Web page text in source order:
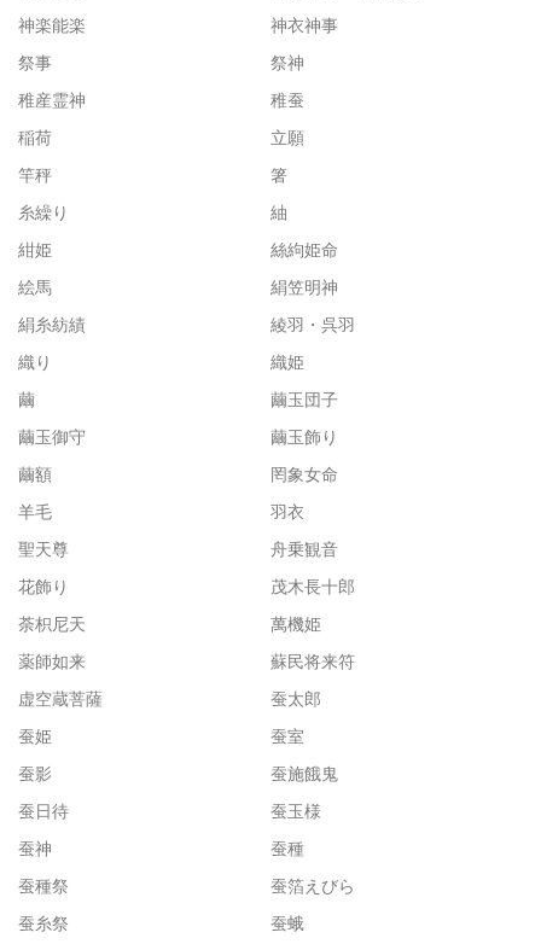
神楽能楽
神衣神事
祭事
祭神
稚産霊神
稚蚕
稲荷
立願
竿秤
箸
糸繰り
紬
紺姫
絲絇姫命
絵馬
絹笠明神
絹糸紡績
綾羽・呉羽
織り
織姫
繭
繭玉団子
繭玉御守
繭玉飾り
繭額
罔象女命
羊毛
羽衣
聖天尊
舟乗観音
花飾り
茂木長十郎
荼枳尼天
萬機姫
薬師如来
蘇民将来符
虚空蔵菩薩
蚕太郎
蚕姫
蚕室
蚕影
蚕施餓鬼
蚕日待
蚕玉様
蚕神
蚕種
蚕種祭
蚕箔えびら
蚕糸祭
蚕蛾